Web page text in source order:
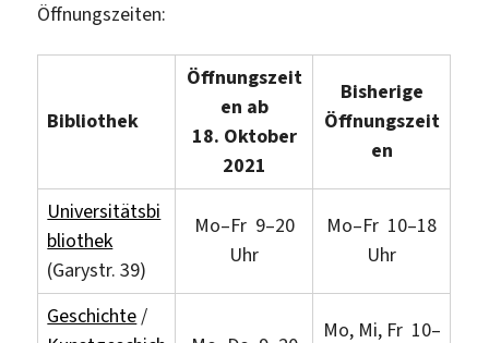
Öffnungszeiten:
Bibliothek
Öffnungszeit
en ab
18. Oktober
2021
Bisherige
Öffnungszeit
en
Universitätsbi
bliothek
(Garystr. 39)
Mo–Fr 9–20
Uhr
Mo–Fr 10–18
Uhr
Geschichte/
Mo, Mi, Fr 10–